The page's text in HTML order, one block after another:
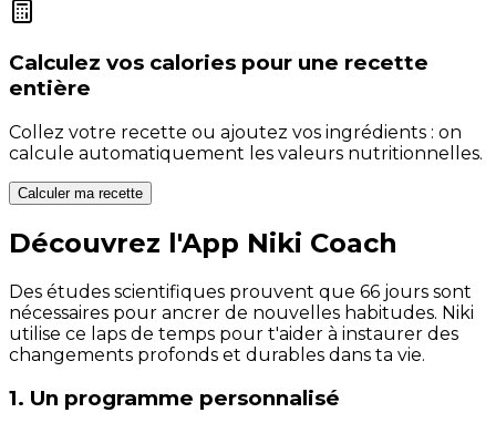
Calculez vos calories pour une recette
entière
Collez votre recette ou ajoutez vos ingrédients : on
calcule automatiquement les valeurs nutritionnelles.
Calculer ma recette
Découvrez l'App Niki Coach
Des études scientifiques prouvent que 66 jours sont
nécessaires pour ancrer de nouvelles habitudes. Niki
utilise ce laps de temps pour t'aider à instaurer des
changements profonds et durables dans ta vie.
1. Un programme personnalisé